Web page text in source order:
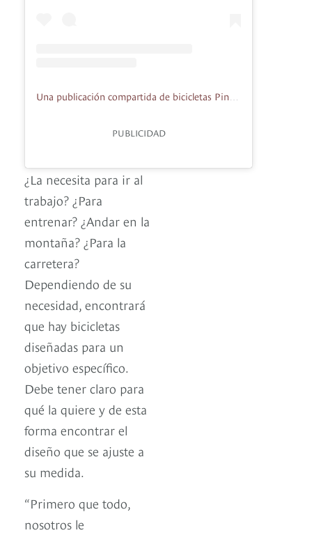
PUBLICIDAD
¿La necesita para ir al
trabajo? ¿Para
entrenar? ¿Andar en la
montaña? ¿Para la
carretera?
Dependiendo de su
necesidad, encontrará
que hay bicicletas
diseñadas para un
objetivo específico.
Debe tener claro para
qué la quiere y de esta
forma encontrar el
diseño que se ajuste a
su medida.
“Primero que todo,
nosotros le